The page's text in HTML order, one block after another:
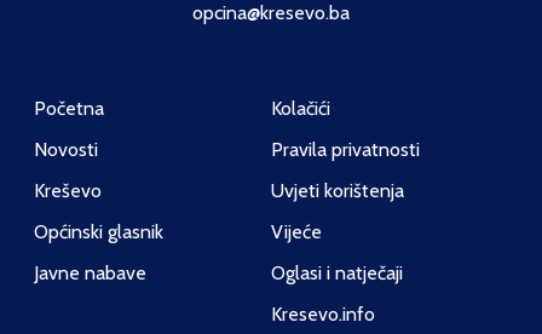
opcina@kresevo.ba
Početna
Novosti
Kreševo
Općinski glasnik
Javne nabave
Kolačići
Pravila privatnosti
Uvjeti korištenja
Vijeće
Oglasi i natječaji
Kresevo.info